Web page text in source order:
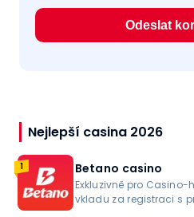
Nejlepší casina 2026
1 Betano casino
Exkluzivně pro Casino-
vkladu za registraci s